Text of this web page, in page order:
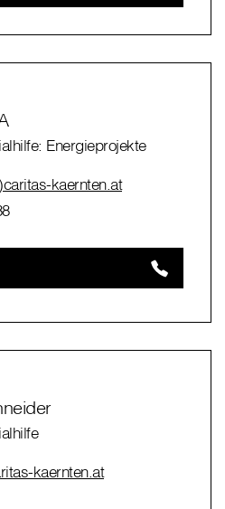
Energieprojekte
kaernten.at
kaernten.at